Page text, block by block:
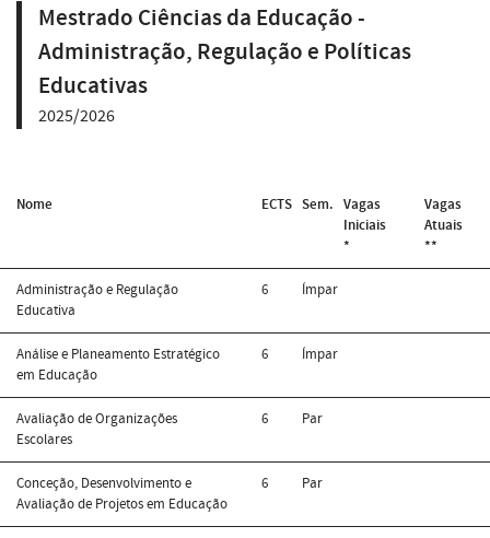
Mestrado Ciências da Educação -
Administração, Regulação e Políticas
Educativas
2025/2026
Nome ECTS Sem. Vagas
Iniciais
*
Vagas
Atuais
**
Administração e Regulação
Educativa
6 Ímpar
Análise e Planeamento Estratégico
em Educação
6 Ímpar
Avaliação de Organizações
Escolares
6 Par
Conceção, Desenvolvimento e
Avaliação de Projetos em Educação
6 Par